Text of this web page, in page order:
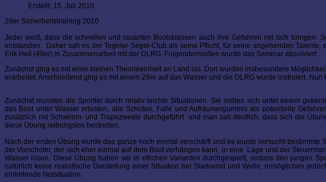
Erstellt: 15. Juli 2010
29er Sicherheitstraining 2010
Jeder weiß, dass die schnellen und rasanten Bootsklassen auch ihre Gefahren mit sich bringen.
entstanden. Daher sah es der Tegeler Segel-Club als seine Pflicht, für seine angehenden
Erik Heil (49er) in Zusammenarbeit mit der DLRG. Folgendermaßen wurde das Seminar absolviert:
Zunächst ging es mit einer kleinen Theorieeinheit an Land los. Dort wurden insbesondere
erarbeitet. Anschließend ging es mit einem 29er auf das Wasser und die DLRG wurde instruiert.
Zunächst mussten die Sportler durch relativ leichte Situationen. Sie sollten sich unter einem
das Boot unter Wasser ertasten, alle Schoten, Falle und Aufräumergummis als potentielle
zusätzlich mit Schwimm- und Trapezweste durchgeführt und man sah deutlich, dass sich die
diese Übung reibungslos bestreiten.
Nach der ersten Übung wurde das ganze noch einmal verschärft und es wurde versucht
der Vorschoter, der sich eher einmal auf dem Boot verhängen kann, in eine Lage und der
Wasser lösen. Diese Übung haben wir in etlichen Varianten durchgespielt, sodass den jungen
natürlich keine realistische Darstellung einer Situation bei Starkwind und Welle, ermöglichen
eintretende Notsituation.